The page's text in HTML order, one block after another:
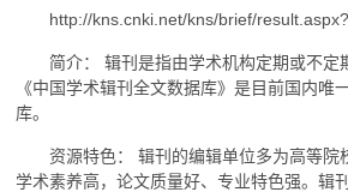
http://kns.cnki.net/kns/brief/
简介： 辑刊是指由学术机构定期或不定
《中国学术辑刊全文数据库》是目前国内唯
库。
资源特色： 辑刊的编辑单位多为高等院
学术素养高，论文质量好、专业特色强。辑